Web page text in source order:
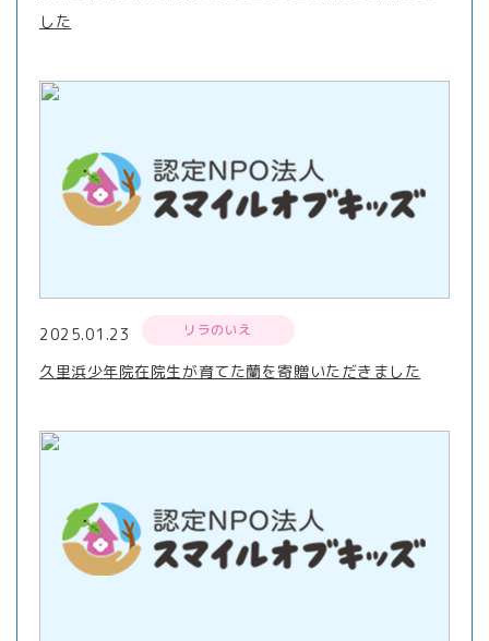
した
2025.01.23 リラのいえ
久里浜少年院在院生が育てた蘭を寄贈いただきました